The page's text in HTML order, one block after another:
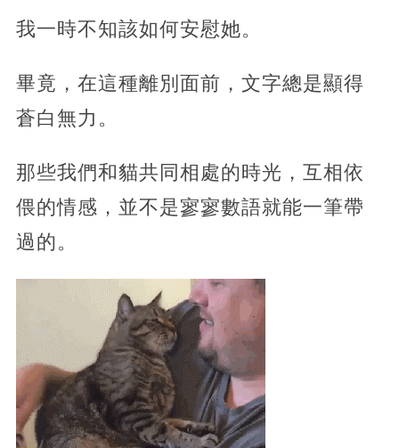
我一時不知該如何安慰她。
畢竟，在這種離別面前，文字總是顯得
蒼白無力。
那些我們和貓共同相處的時光，互相依
偎的情感，並不是寥寥數語就能一筆帶
過的。